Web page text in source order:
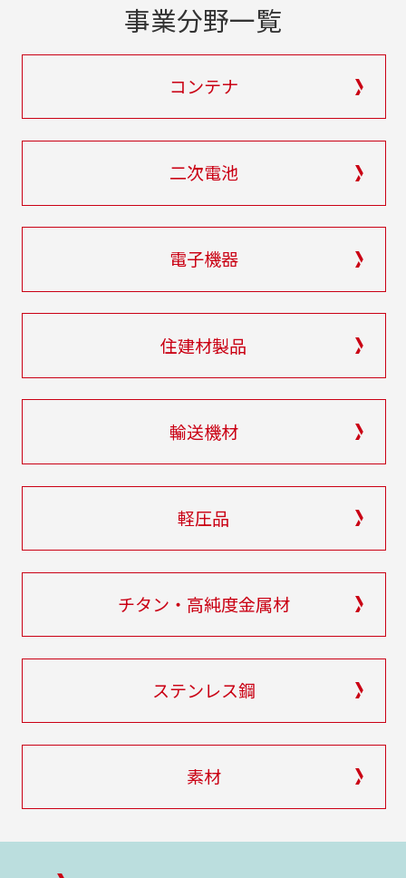
事業分野一覧
コンテナ
二次電池
電子機器
住建材製品
輸送機材
軽圧品
チタン・高純度金属材
ステンレス鋼
素材